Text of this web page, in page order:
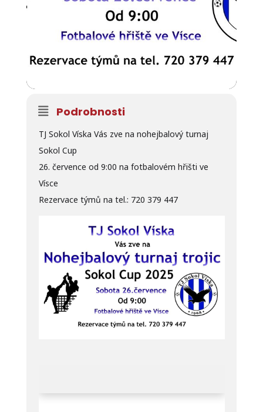
Podrobnosti
TJ Sokol Víska Vás zve na nohejbalový turnaj
Sokol Cup
26. července od 9:00 na fotbalovém hřišti ve
Vísce
Rezervace týmů na tel.: 720 379 447